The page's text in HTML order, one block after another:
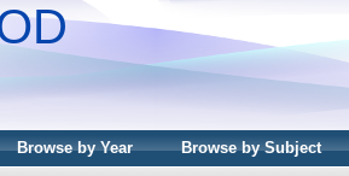
Browse by Year Browse by Subject